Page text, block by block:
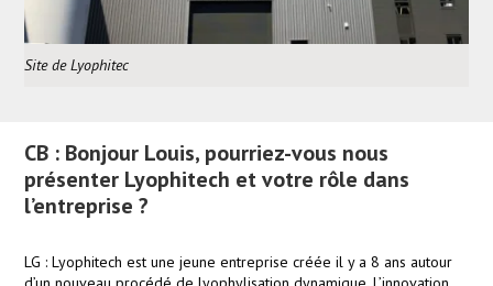
Site de Lyophitec
CB : Bonjour Louis, pourriez-vous nous
présenter Lyophitech et votre rôle dans
l’entreprise ?
LG : Lyophitech est une jeune entreprise créée il y a 8 ans autour